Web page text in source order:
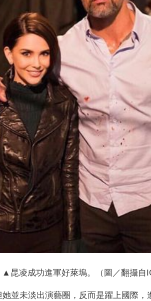
▲昆凌成功進軍好萊塢。（圖／翻攝自
並未淡出演藝圈，反而是躍上國際